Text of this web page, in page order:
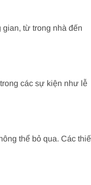
từ trong nhà đến
các sự kiện như lễ
thể bỏ qua. Các